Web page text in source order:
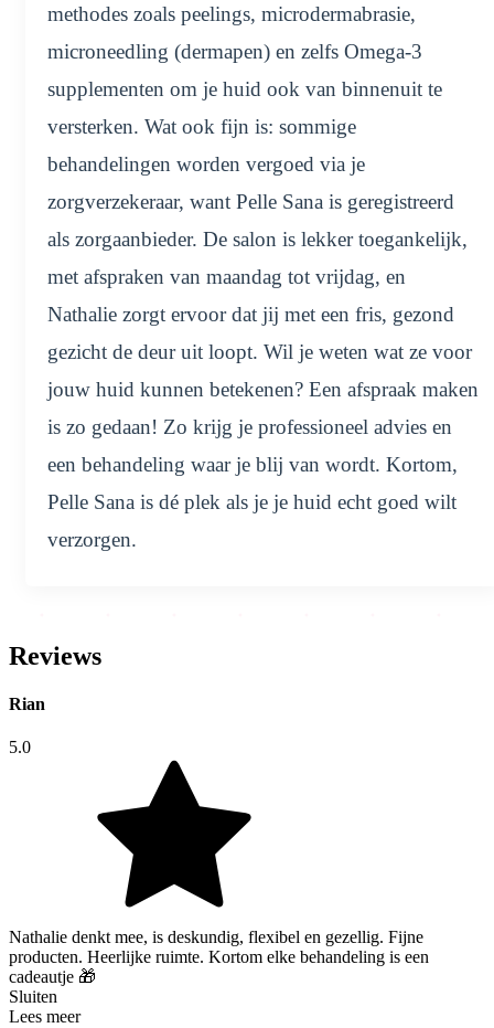
methodes zoals peelings, microdermabrasie,
microneedling (dermapen) en zelfs Omega-3
supplementen om je huid ook van binnenuit te
versterken. Wat ook fijn is: sommige
behandelingen worden vergoed via je
zorgverzekeraar, want Pelle Sana is geregistreerd
als zorgaanbieder. De salon is lekker toegankelijk,
met afspraken van maandag tot vrijdag, en
Nathalie zorgt ervoor dat jij met een fris, gezond
gezicht de deur uit loopt. Wil je weten wat ze voor
jouw huid kunnen betekenen? Een afspraak maken
is zo gedaan! Zo krijg je professioneel advies en
een behandeling waar je blij van wordt. Kortom,
Pelle Sana is dé plek als je je huid echt goed wilt
verzorgen.
Reviews
Rian
5.0
Nathalie denkt mee, is deskundig, flexibel en gezellig. Fijne
producten. Heerlijke ruimte. Kortom elke behandeling is een
cadeautje 🎁
Sluiten
Lees meer